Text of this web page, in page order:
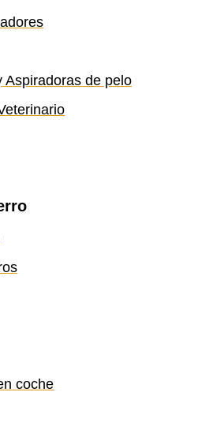
Aspiradoras de pelo
coche